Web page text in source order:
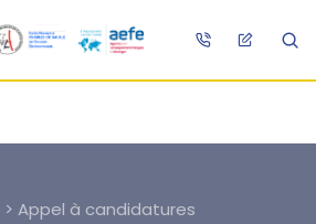
> Appel à candidatures